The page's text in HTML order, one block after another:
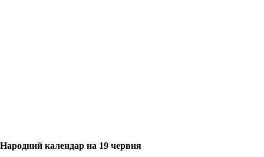
Народний календар на 19 червня